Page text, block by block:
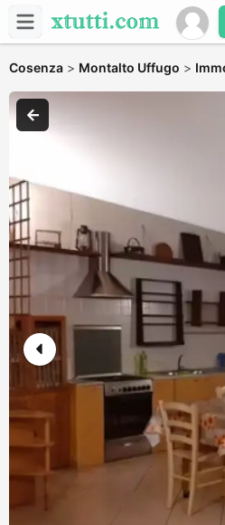
Cosenza > Montalto Uffugo >